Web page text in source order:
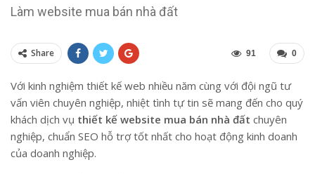
Làm website mua bán nhà đất
Share 0
91
Với kinh nghiệm thiết kế web nhiều năm cùng với đội ngũ tư
vấn viên chuyên nghiệp, nhiệt tình tự tin sẽ mang đến cho quý
khách dịch vụ thiết kế website mua bán nhà đất chuyên
nghiệp, chuẩn SEO hỗ trợ tốt nhất cho hoạt động kinh doanh
của doanh nghiệp.